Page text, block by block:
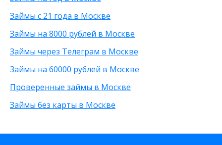
С высоким одобрением
Без залога
Без посредников
Без посещения офиса
Без звонков
15 000 рублей
30 000 рублей
8 000 рублей
От 500 рублей
20 000 рублей
Займы с 21 года в Москве
Займы на 8000 рублей в Москве
Займы через Телеграм в Москве
Займы на 60000 рублей в Москве
Проверенные займы в Москве
Займы без карты в Москве